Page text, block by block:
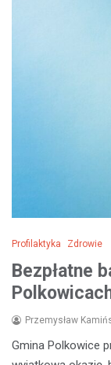
Profilaktyka Zdrowie
Bezpłatne
Przemysław
Gmina Polkowice